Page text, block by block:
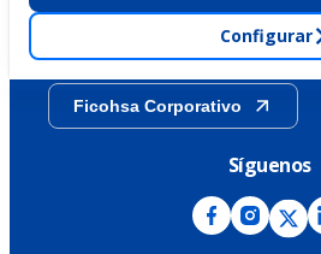
Configurar
Ficohsa Corporativo
Síguenos